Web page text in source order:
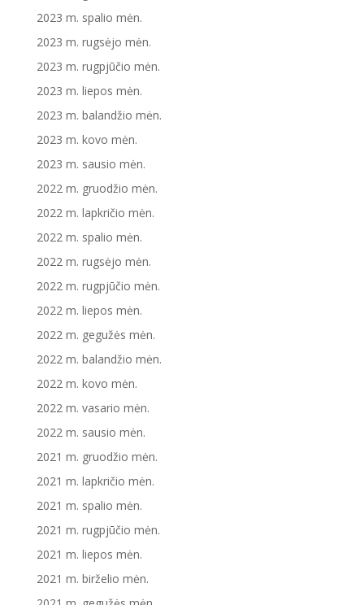
2023 m. spalio mėn.
2023 m. rugsėjo mėn.
2023 m. rugpjūčio mėn.
2023 m. liepos mėn.
2023 m. balandžio mėn.
2023 m. kovo mėn.
2023 m. sausio mėn.
2022 m. gruodžio mėn.
2022 m. lapkričio mėn.
2022 m. spalio mėn.
2022 m. rugsėjo mėn.
2022 m. rugpjūčio mėn.
2022 m. liepos mėn.
2022 m. gegužės mėn.
2022 m. balandžio mėn.
2022 m. kovo mėn.
2022 m. vasario mėn.
2022 m. sausio mėn.
2021 m. gruodžio mėn.
2021 m. lapkričio mėn.
2021 m. spalio mėn.
2021 m. rugpjūčio mėn.
2021 m. liepos mėn.
2021 m. birželio mėn.